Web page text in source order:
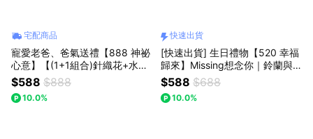
宅配商品
寵愛老爸、爸氣送禮【888 神祕
心意】【(1+1組合)針織花+水晶
熊】｜【Missing想念你】｜藍
色勿忘我針織花+水晶熊 : 七夕
情人節/父親節(預購)
$588 $888
10.0%
快速出貨
[快速出貨] 生日禮物【520 幸福
歸來】Missing想念你｜鈴蘭與
笑臉向日葵針織花：手作的恆久
祝福，告白首選
$588 $688
10.0%